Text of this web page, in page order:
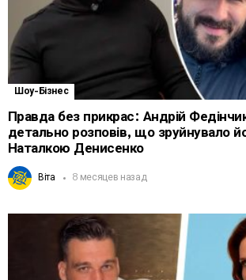
Шоу-Бізнес
Правда без прикрас: Андрій
детально розповів, що зруйнувало
Наталкою Денисенко
Віта 8 месяцев назад